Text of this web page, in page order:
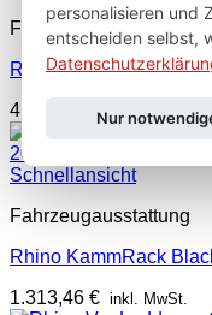
Fahrzeugausstattung
Rhino VanLadder
417,63
inkl. MwSt.
Schnellansicht
Fahrzeugausstattung
Rhino KammRack
1.313,46 € inkl. MwSt.
personalisieren und
entscheiden selbst,
Nur